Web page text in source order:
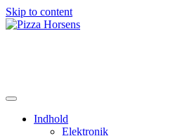
Skip to content
Indhold
Elektronik